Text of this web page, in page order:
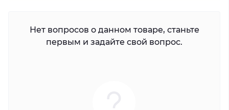
Нет вопросов о данном товаре, станьте
первым и задайте свой вопрос.